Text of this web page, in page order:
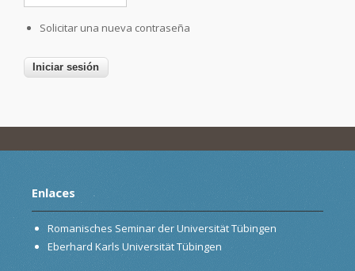
Solicitar una nueva contraseña
Enlaces
Romanisches Seminar der Universität Tübingen
Eberhard Karls Universität Tübingen